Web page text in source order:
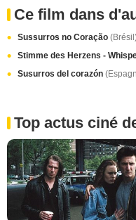
Ce film dans
Sussurros no Coração
Stimme des Herzens -
Susurros del corazón
Top actus ciné